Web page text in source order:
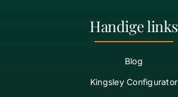
Handige links
Blog
Kingsley Configurator